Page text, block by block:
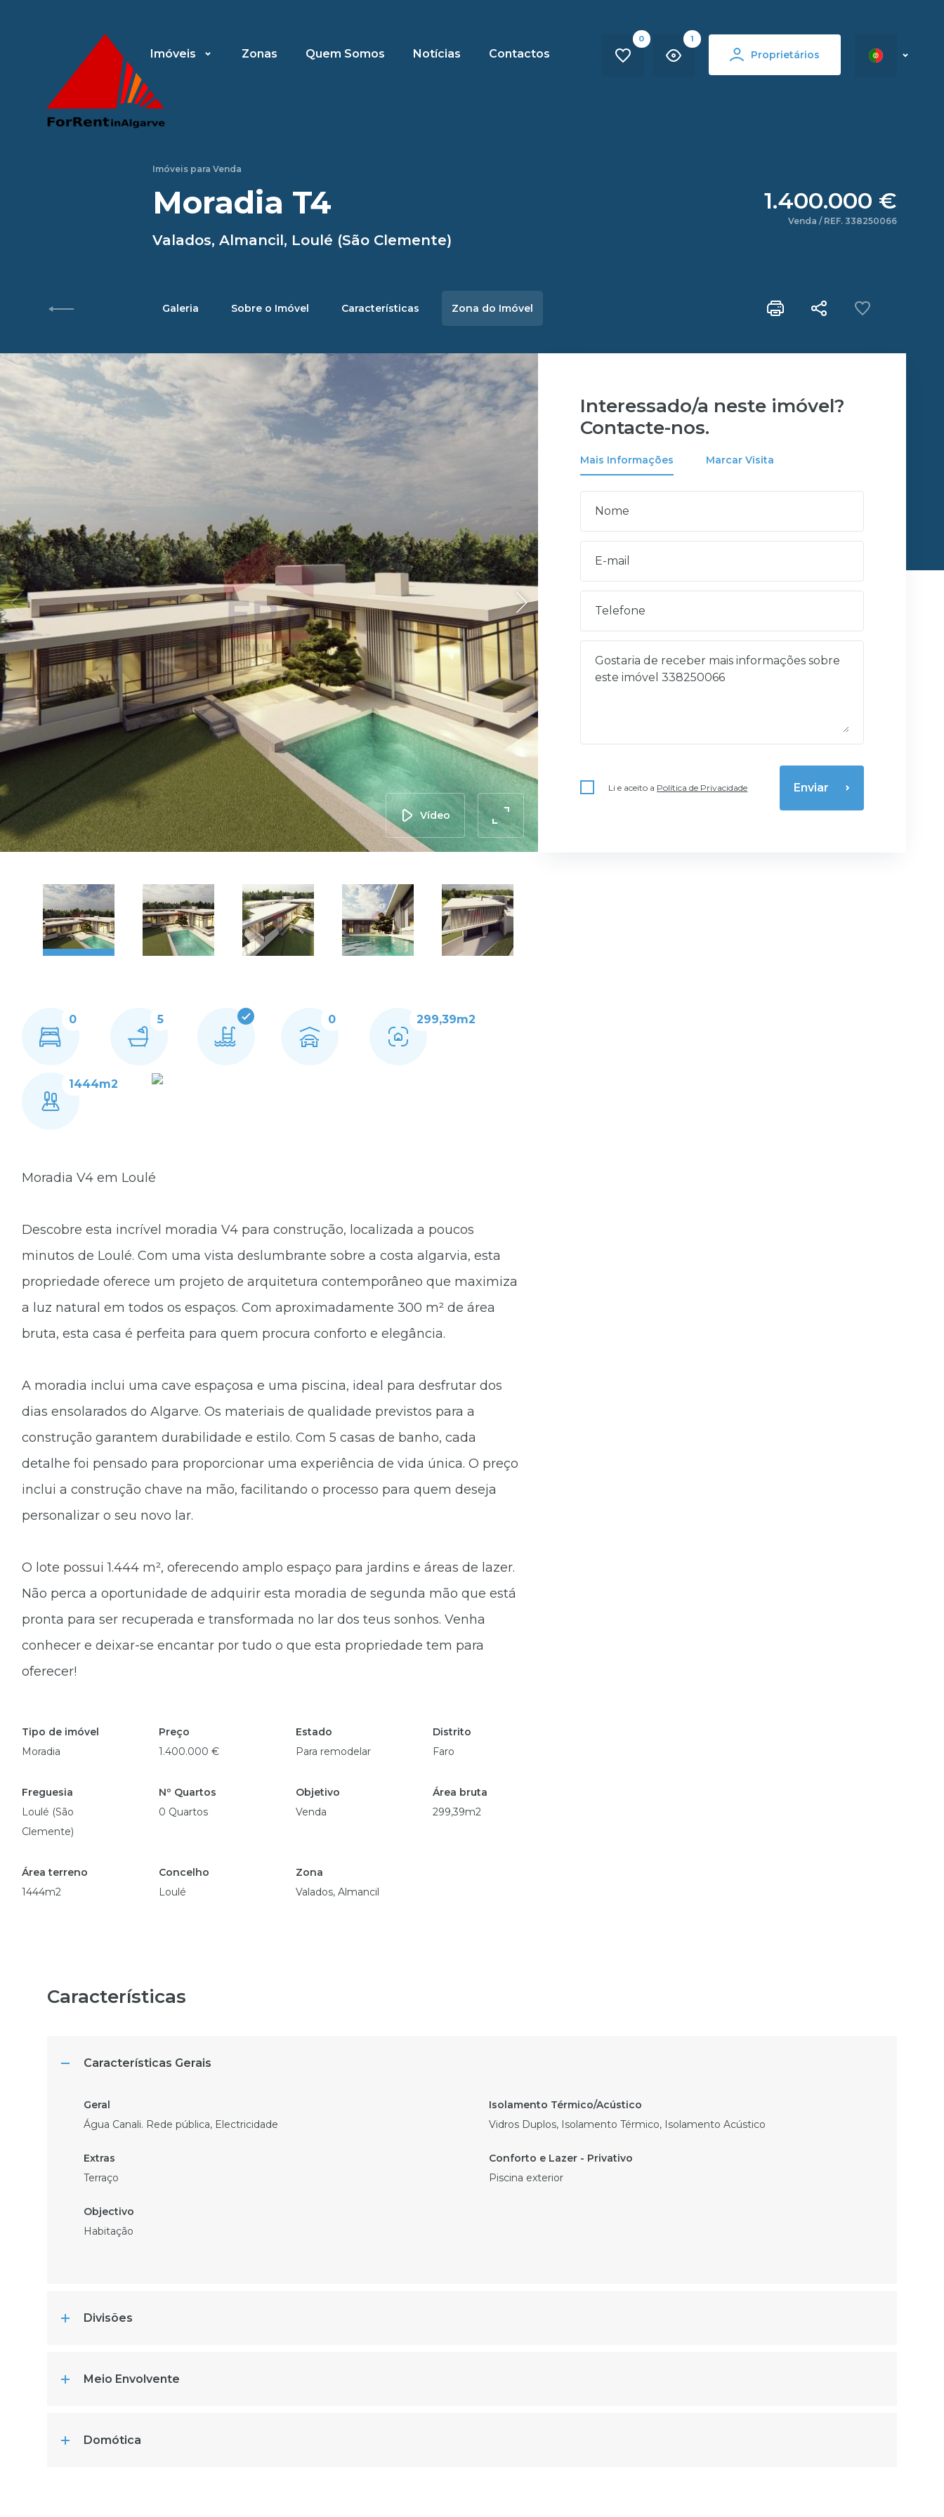
Imóveis Zonas Quem Somos Notícias Contactos
0 1
Proprietários
Imóveis para Venda
Moradia T4
Valados, Almancil, Loulé (São Clemente)
1.400.000 €
Venda / REF. 338250066
Galeria Sobre o Imóvel Características Zona do Imóvel
Vídeo
0 5 0 299,39m2
1444m2
Moradia V4 em Loulé
Descobre esta incrível moradia V4 para construção, localizada a poucos
minutos de Loulé. Com uma vista deslumbrante sobre a costa algarvia, esta
propriedade oferece um projeto de arquitetura contemporâneo que maximiza
a luz natural em todos os espaços. Com aproximadamente 300 m² de área
bruta, esta casa é perfeita para quem procura conforto e elegância.
A moradia inclui uma cave espaçosa e uma piscina, ideal para desfrutar dos
dias ensolarados do Algarve. Os materiais de qualidade previstos para a
construção garantem durabilidade e estilo. Com 5 casas de banho, cada
detalhe foi pensado para proporcionar uma experiência de vida única. O preço
inclui a construção chave na mão, facilitando o processo para quem deseja
personalizar o seu novo lar.
O lote possui 1.444 m², oferecendo amplo espaço para jardins e áreas de lazer.
Não perca a oportunidade de adquirir esta moradia de segunda mão que está
pronta para ser recuperada e transformada no lar dos teus sonhos. Venha
conhecer e deixar-se encantar por tudo o que esta propriedade tem para
oferecer!
Tipo de imóvel
Moradia
Preço
1.400.000 €
Estado
Para remodelar
Distrito
Faro
Freguesia
Loulé (São
Clemente)
Nº Quartos
0 Quartos
Objetivo
Venda
Área bruta
299,39m2
Área terreno
1444m2
Concelho
Loulé
Zona
Valados, Almancil
Interessado/a neste imóvel?
Contacte-nos.
Mais Informações Marcar Visita
Li e aceito a Política de Privacidade Enviar
Características
Características Gerais
Água Canali. Rede pública, Electricidade Vidros Duplos, Isolamento Térmico, Isolamento Acústico
Terraço Piscina exterior
Habitação
Divisões
Meio Envolvente
Domótica